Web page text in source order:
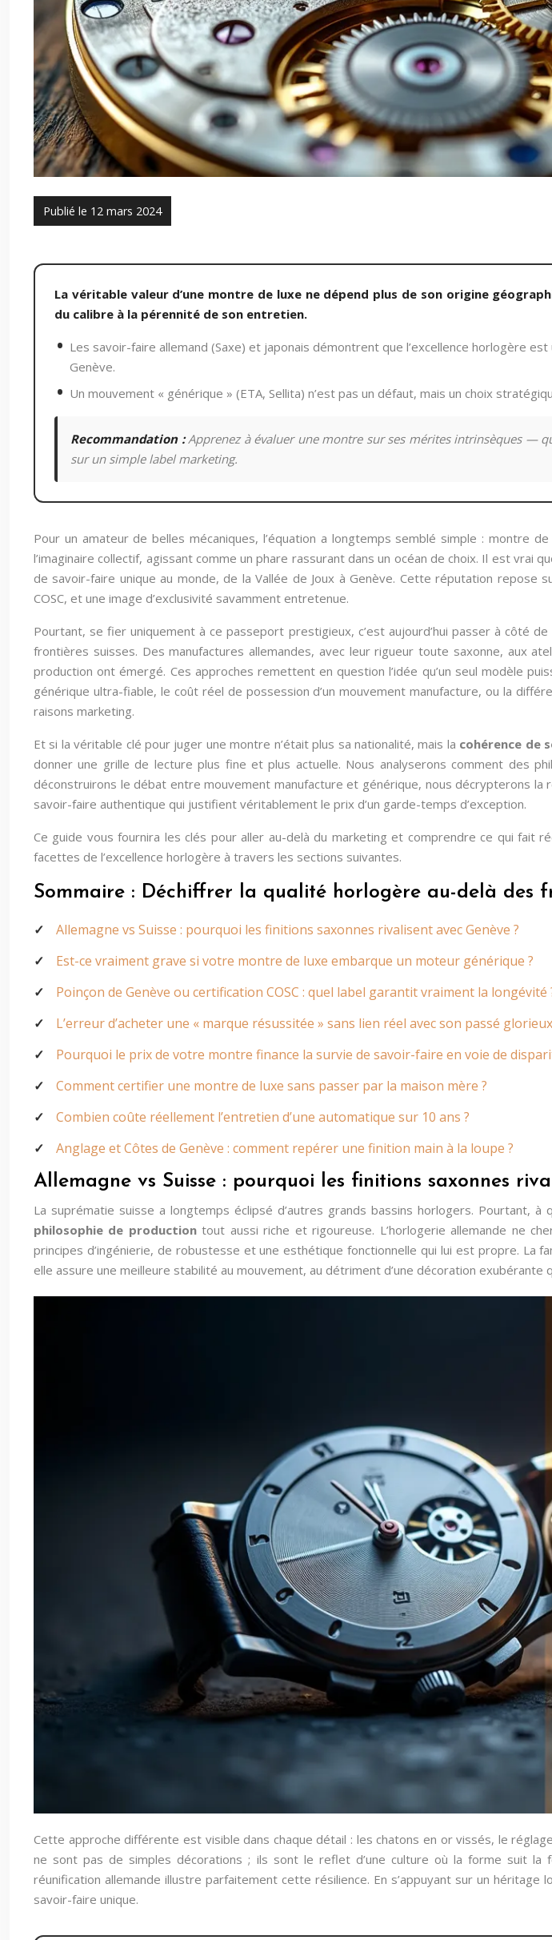
Publié le 12 mars 2024
La véritable valeur d’une montre de luxe ne dépend plus de son origine
du calibre à la pérennité de son entretien.
Les savoir-faire allemand (Saxe) et japonais démontrent que l’excellence horlogère
Genève.
Un mouvement « générique » (ETA, Sellita) n’est pas un défaut, mais un choix
Recommandation :Apprenez à évaluer une montre sur ses mérites intrinsèques —
sur un simple label marketing.
Pour un amateur de belles mécaniques, l’équation a longtemps semblé simple : montre
l’imaginaire collectif, agissant comme un phare rassurant dans un océan de choix. Il est vrai
de savoir-faire unique au monde, de la Vallée de Joux à Genève. Cette réputation
COSC, et une image d’exclusivité savamment entretenue.
Pourtant, se fier uniquement à ce passeport prestigieux, c’est aujourd’hui passer à côté
frontières suisses. Des manufactures allemandes, avec leur rigueur toute saxonne, aux
production ont émergé. Ces approches remettent en question l’idée qu’un seul modèle
générique ultra-fiable, le coût réel de possession d’un mouvement manufacture, ou la
raisons marketing.
Et si la véritable clé pour juger une montre n’était plus sa nationalité, mais la cohérence de
donner une grille de lecture plus fine et plus actuelle. Nous analyserons comment des
déconstruirons le débat entre mouvement manufacture et générique, nous décrypterons
savoir-faire authentique qui justifient véritablement le prix d’un garde-temps d’exception.
Ce guide vous fournira les clés pour aller au-delà du marketing et comprendre ce qui fait
facettes de l’excellence horlogère à travers les sections suivantes.
Sommaire : Déchiffrer la qualité horlogère au-delà des
Allemagne vs Suisse : pourquoi les finitions saxonnes rivalisent avec Genève ?
Est-ce vraiment grave si votre montre de luxe embarque un moteur générique ?
Poinçon de Genève ou certification COSC : quel label garantit vraiment la longévité
L’erreur d’acheter une « marque résussitée » sans lien réel avec son passé glorieux
Pourquoi le prix de votre montre finance la survie de savoir-faire en voie de
Comment certifier une montre de luxe sans passer par la maison mère ?
Combien coûte réellement l’entretien d’une automatique sur 10 ans ?
Anglage et Côtes de Genève : comment repérer une finition main à la loupe ?
Allemagne vs Suisse : pourquoi les finitions saxonnes
La suprématie suisse a longtemps éclipsé d’autres grands bassins horlogers. Pourtant,
philosophie de productiontout aussi riche et rigoureuse. L’horlogerie allemande ne
principes d’ingénierie, de robustesse et une esthétique fonctionnelle qui lui est propre. La
elle assure une meilleure stabilité au mouvement, au détriment d’une décoration
Cette approche différente est visible dans chaque détail : les chatons en or vissés, le
ne sont pas de simples décorations ; ils sont le reflet d’une culture où la forme suit la
réunification allemande illustre parfaitement cette résilience. En s’appuyant sur un
savoir-faire unique.